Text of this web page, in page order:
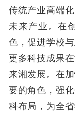
传统产业高端
未来产业。在
色，促进学校
更多科技成果
来湘发展。在
要的角色，强
科布局，为全